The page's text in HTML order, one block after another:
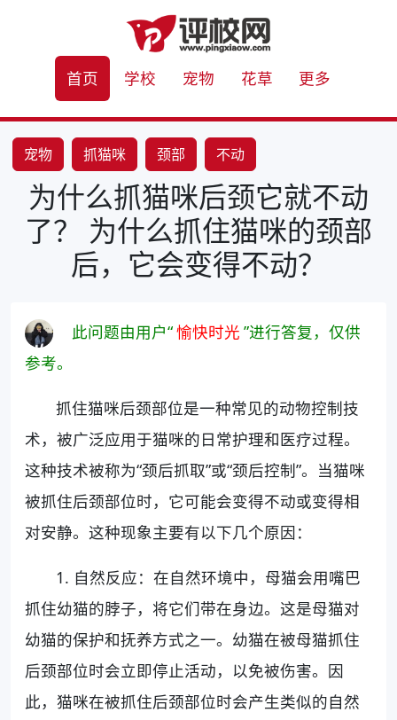
首页 学校 宠物 花草 更多
宠物 抓猫咪 颈部 不动
为什么抓猫咪后颈它就不动
了？ 为什么抓住猫咪的颈部
后，它会变得不动？
此问题由用户“愉快时光 ”进行答复，仅供
参考。
抓住猫咪后颈部位是一种常见的动物控制技
术，被广泛应用于猫咪的日常护理和医疗过程。
这种技术被称为“颈后抓取”或“颈后控制”。当猫咪
被抓住后颈部位时，它可能会变得不动或变得相
对安静。这种现象主要有以下几个原因：
1. 自然反应：在自然环境中，母猫会用嘴巴
抓住幼猫的脖子，将它们带在身边。这是母猫对
幼猫的保护和抚养方式之一。幼猫在被母猫抓住
后颈部位时会立即停止活动，以免被伤害。因
此，猫咪在被抓住后颈部位时会产生类似的自然